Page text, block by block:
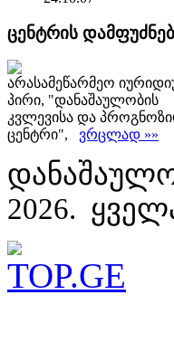
ცენტრის
არასამეწარმეო
პირი, "დანაშაულობის
კვლევისა და
ცენტრი", ვრცლად »»
2026.